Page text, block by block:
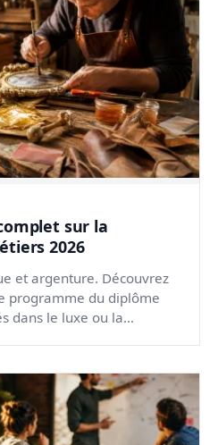
sur la
2026
et argenture. Découvrez
programme du diplôme
dans le luxe ou la